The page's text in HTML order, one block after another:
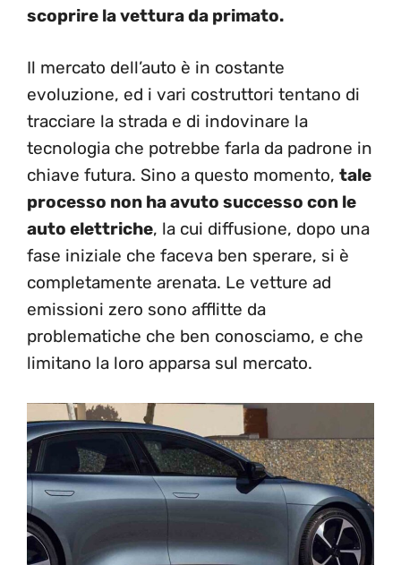
scoprire la vettura da primato.
Il mercato dell’auto è in costante
evoluzione, ed i vari costruttori tentano di
tracciare la strada e di indovinare la
tecnologia che potrebbe farla da padrone in
chiave futura. Sino a questo momento, tale
processo non ha avuto successo con le
auto elettriche, la cui diffusione, dopo una
fase iniziale che faceva ben sperare, si è
completamente arenata. Le vetture ad
emissioni zero sono afflitte da
problematiche che ben conosciamo, e che
limitano la loro apparsa sul mercato.